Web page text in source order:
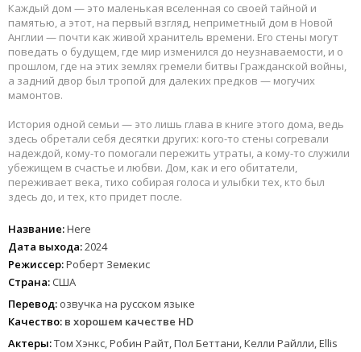
Каждый дом — это маленькая вселенная со своей тайной и
памятью, а этот, на первый взгляд, неприметный дом в Новой
Англии — почти как живой хранитель времени. Его стены могут
поведать о будущем, где мир изменился до неузнаваемости, и о
прошлом, где на этих землях гремели битвы Гражданской войны,
а задний двор был тропой для далеких предков — могучих
мамонтов.
История одной семьи — это лишь глава в книге этого дома, ведь
здесь обретали себя десятки других: кого-то стены согревали
надеждой, кому-то помогали пережить утраты, а кому-то служили
убежищем в счастье и любви. Дом, как и его обитатели,
переживает века, тихо собирая голоса и улыбки тех, кто был
здесь до, и тех, кто придет после.
Название:Here
Дата выхода:2024
Режиссер:Роберт Земекис
Страна: США
Перевод: озвучка на русском языке
Качество: в хорошем качестве HD
Актеры:Том Хэнкс, Робин Райт, Пол Беттани, Келли Райлли, Ellis